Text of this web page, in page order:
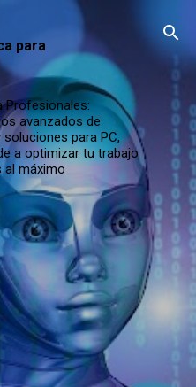
para
Profesionales:
avanzados de
para PC,
a optimizar tu trabajo
al máximo